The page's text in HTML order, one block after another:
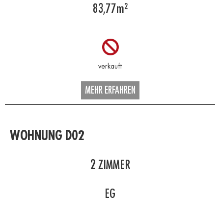
83,77m²
MEHR ERFAHREN
WOHNUNG D02
2 ZIMMER
EG